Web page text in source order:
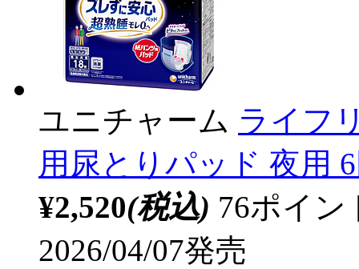
ユニチャーム ライフ
用尿とりパッド 夜用
¥2,520(税込) 76ポイ
2026/04/07発売